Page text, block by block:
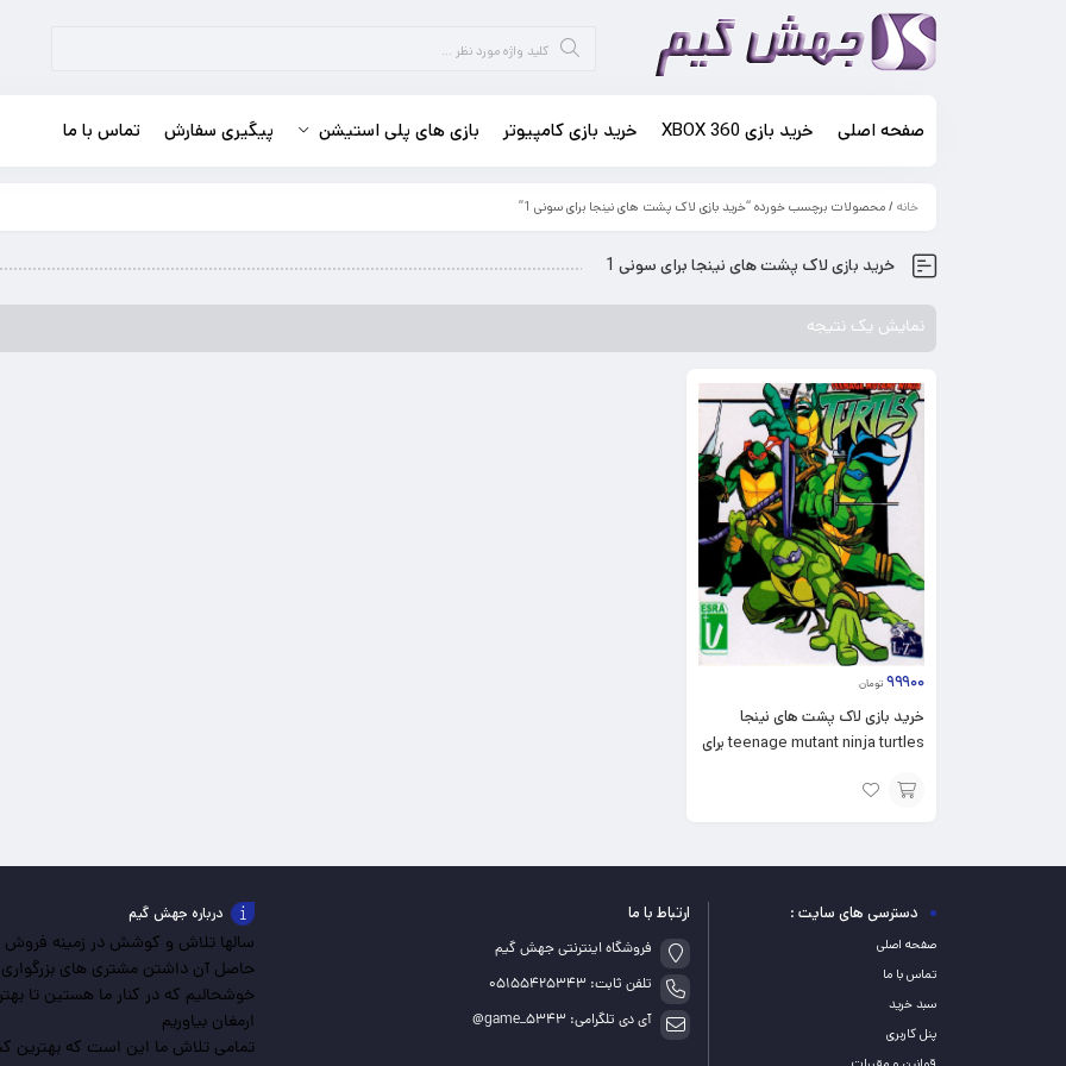
صفحه اصلی خرید بازی XBOX 360 خرید بازی کامپیوتر بازی های پلی استیشن پیگیری سفارش تماس با ما
خانه / محصولات برچسب خورده “خرید بازی لاک پشت های نینجا برای سونی 1”
خرید بازی لاک پشت های نینجا برای سونی 1
نمایش یک نتیجه
۹۹۹۰۰ تومان
خرید بازی لاک پشت های نینجا
teenage mutant ninja turtles برای
به
دسترسی های سایت :
صفحه اصلی
تماس با ما
سبد خرید
پنل کاربری
ارتباط با ما
فروشگاه اینترنتی جهش گیم
تلفن ثابت: 05155425343
آی دی تلگرامی: game_5343@
درباره جهش گیم
سالها تلاش و کوشش در زمینه فروش
حاصل آن داشتن مشتری های
خوشحالیم که در کنار ما هستین تا
ارمغان بیاوریم
تمامی تلاش ما این است که بهترین